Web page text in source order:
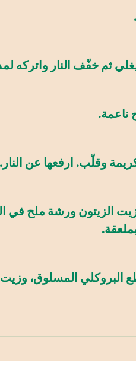
لمدة 30 دقيقة حتى تنضج
ناعمة.
وقلّب. ارفعها عن النار.
الزيتون ورشة ملح في
البروكلي المسلوق،